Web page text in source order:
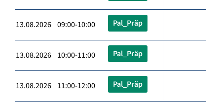
13.08.2026 09:00-10:00 Pal_Präp
13.08.2026 10:00-11:00 Pal_Präp
13.08.2026 11:00-12:00 Pal_Präp